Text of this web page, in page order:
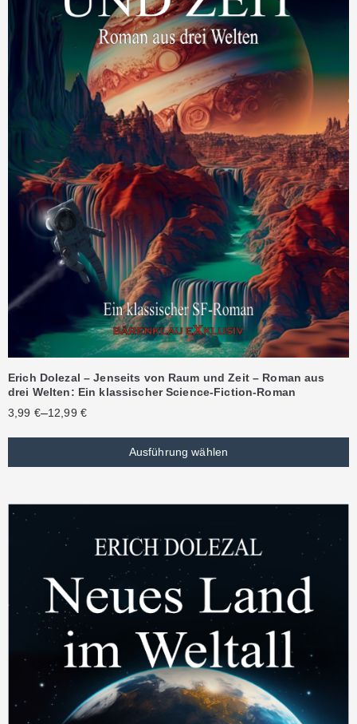
Erich Dolezal – Jenseits von Raum und Zeit – Roman aus
drei Welten: Ein klassischer Science-Fiction-Roman
3,99 €–12,99 €
Ausführung wählen